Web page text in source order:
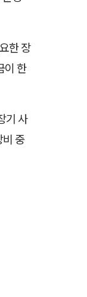
한 장
이 한
기 사
비 중